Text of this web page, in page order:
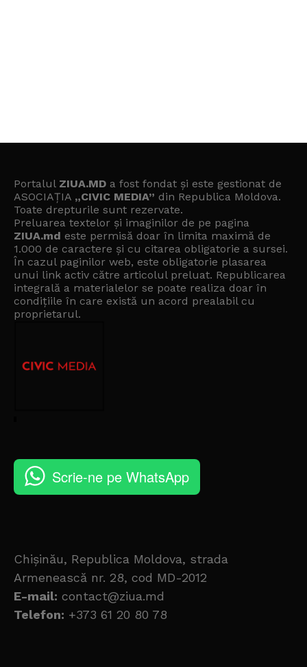
Portalul ZIUA.MD a fost fondat și este gestionat de
ASOCIAȚIA „CIVIC MEDIA” din Republica Moldova.
Toate drepturile sunt rezervate.
Preluarea textelor și imaginilor de pe pagina
ZIUA.md este permisă doar în limita maximă de
1.000 de caractere și cu citarea obligatorie a sursei.
În cazul paginilor web, este obligatorie plasarea
unui link activ către articolul preluat. Republicarea
integrală a materialelor se poate realiza doar în
condițiile în care există un acord prealabil cu
proprietarul.
Scrie-ne pe WhatsApp
Chișinău, Republica Moldova, strada
Armenească nr. 28, cod MD-2012
E-mail: contact@ziua.md
Telefon: +373 61 20 80 78